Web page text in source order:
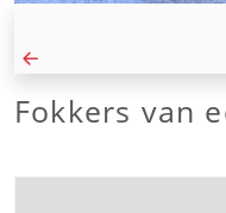
Fokkers van